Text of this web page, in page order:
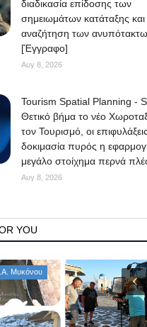
διαδικασία επίδοσης των
σημειωμάτων κατάταξης και
αναζήτηση των
[Έγγραφο]
Αυγ 8, 2026
Tourism Spatial Planning -
Θετικό βήμα το νέο
τον Τουρισμό, οι
δοκιμασία πυρός η
μεγάλο στοίχημα περνά
Αυγ 8, 2026
YOU
Μυκόνου